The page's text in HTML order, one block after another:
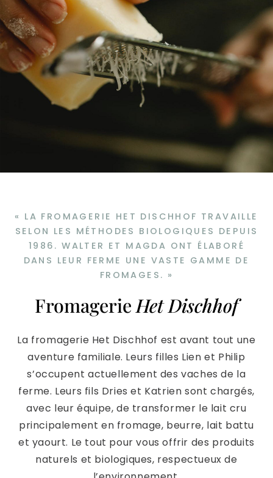
« LA FROMAGERIE HET DISCHHOF TRAVAILLE
SELON LES MÉTHODES BIOLOGIQUES DEPUIS
1986. WALTER ET MAGDA ONT ÉLABORÉ
DANS LEUR FERME UNE VASTE GAMME DE
FROMAGES. »
Fromagerie Het Dischhof
La fromagerie Het Dischhof est avant tout une
aventure familiale. Leurs filles Lien et Philip
s’occupent actuellement des vaches de la
ferme. Leurs fils Dries et Katrien sont chargés,
avec leur équipe, de transformer le lait cru
principalement en fromage, beurre, lait battu
et yaourt. Le tout pour vous offrir des produits
naturels et biologiques, respectueux de